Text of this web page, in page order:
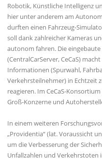
Robotik, Künstliche Intelligenz
hier unter anderem am
durften einen Fahrzeug-
soll dank zahlreicher Kameras
autonom fahren. Die
(CentralCarServer, CeCaS)
Informationen (Spurwahl,
Verkehrsteilnehmer) in Echtzeit
reagieren. Im CeCaS-
Groß-Konzerne und
In einem weiteren
Providentia“ (lat. Voraussicht
um die Verbesserung der
Unfallzahlen und Verkehrstoten